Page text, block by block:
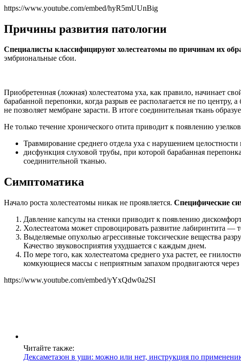
https://www.youtube.com/embed/hyR5mUUnBig
Причины развития патологии
Специалисты классифицируют холестеатомы по причинам их
эмбриональные сбои.
Приобретенная (ложная) холестеатома уха, как правило, начинает
барабанной перепонки, когда разрыв ее располагается не по
не позволяет мембране зарасти. В итоге соединительная ткань
Не только течение хронического отита приводит к появлению
Травмирование среднего отдела уха с нарушением целостности
дисфункция слуховой трубы, при которой барабанная
соединительной тканью.
Симптоматика
Начало роста холестеатомы никак не проявляется. Специфические
Давление капсулы на стенки приводит к появлению
Холестеатома может спровоцировать развитие лабиринтита —
Выделяемые опухолью агрессивные токсические вещества
Качество звуковосприятия ухудшается с каждым днем.
По мере того, как холестеатома среднего уха растет, ее
комкующиеся массы с неприятным запахом продвигаются
https://www.youtube.com/embed/yYxQdw0a2SI
Читайте также:
Дексаметазон в уши: можно или нет, инструкция по